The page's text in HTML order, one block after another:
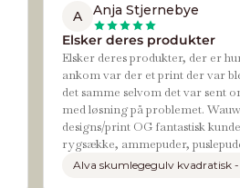
A
Anja Stjernebye
Elsker deres produkter
Elsker deres produkter, der er
ankom var der et print der var
det samme selvom det var sent
med løsning på problemet.
designs/print OG fantastisk
rygsække, ammepuder,
Alva skumlegegulv kvadratisk -